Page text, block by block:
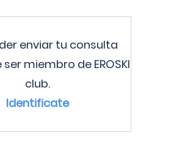
enviar tu consulta
miembro de EROSKI
club.
Identificate